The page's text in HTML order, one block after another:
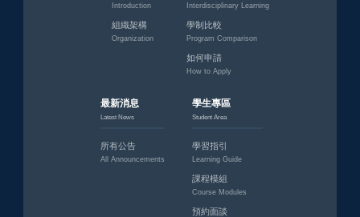
Introduction
組織架構
Organization
Interdisciplinary Learning
學制比較
Program Comparison
如何申請
How to Apply
最新消息
Latest News
所有公告
All Announcements
學生專區
Student Area
學習指引
Learning Guide
課程模組
Course Modules
預約面談